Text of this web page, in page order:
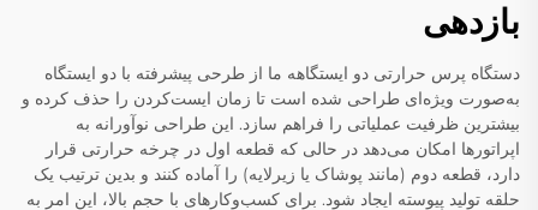
بازدهی
دستگاه پرس حرارتی دو ایستگاهه ما از طرحی پیشرفته با دو ایستگاه
به‌صورت ویژه‌ای طراحی شده است تا زمان ایست‌کردن را حذف کرده و
بیشترین ظرفیت عملیاتی را فراهم سازد. این طراحی نوآورانه به
اپراتورها امکان می‌دهد در حالی که قطعه اول در چرخه حرارتی قرار
دارد، قطعه دوم (مانند پوشاک یا زیرلایه) را آماده کنند و بدین ترتیب یک
حلقه تولید پیوسته ایجاد شود. برای کسب‌وکارهای با حجم بالا، این امر به